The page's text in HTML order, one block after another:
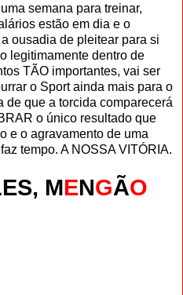
semana para treinar,
estão em dia e o
ousadia de pleitear para si
legitimamente dentro de
TÃO importantes, vai ser
o Sport ainda mais para o
de que a torcida comparecerá
o único resultado que
e o agravamento de uma
tempo. A NOSSA VITÓRIA.
MENGÃO